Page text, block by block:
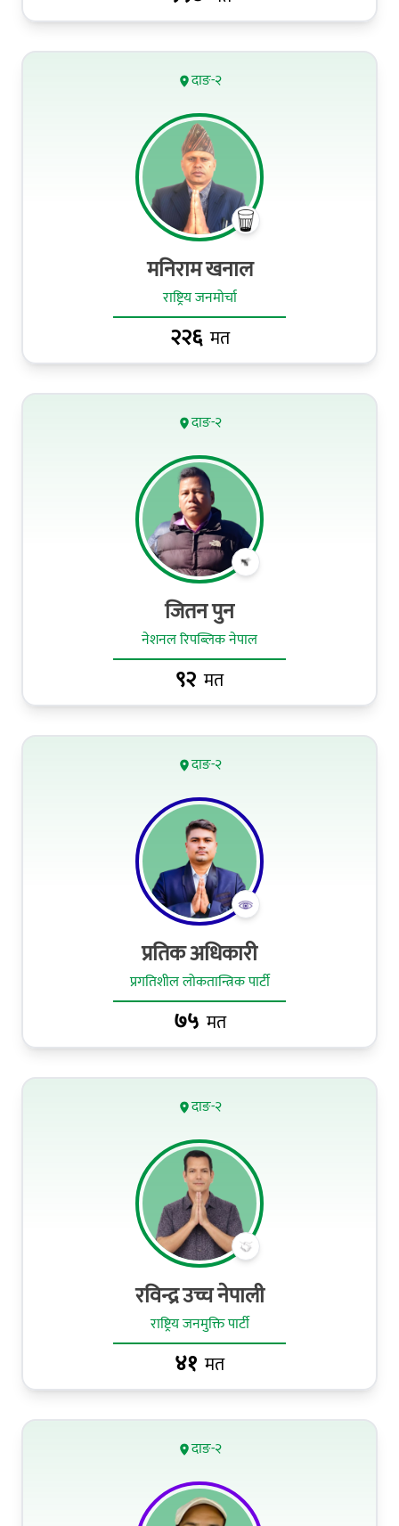
दाङ-२
मनिराम खनाल
राष्ट्रिय जनमोर्चा
२२६ मत
दाङ-२
जितन पुन
नेशनल रिपब्लिक नेपाल
९२ मत
दाङ-२
प्रतिक अधिकारी
प्रगतिशील लोकतान्त्रिक पार्टी
७५ मत
दाङ-२
रविन्द्र उच्च नेपाली
राष्ट्रिय जनमुक्ति पार्टी
४१ मत
दाङ-२